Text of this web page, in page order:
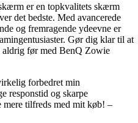
er en topkvalitets skærm
det bedste. Med avancerede
og fremragende ydeevne er
Gør dig klar til at
før med BenQ Zowie
forbedret min
responstid og skarpe
tilfreds med mit køb! –